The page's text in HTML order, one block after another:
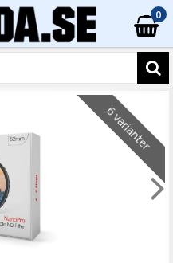
0
6 varianter